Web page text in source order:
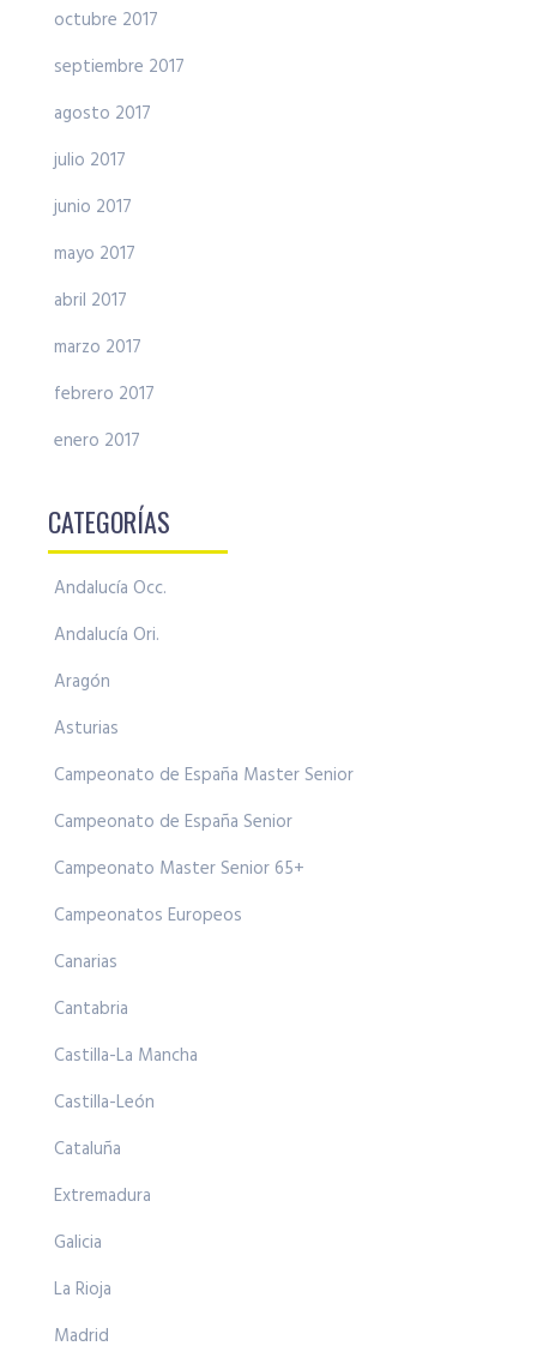
octubre 2017
septiembre 2017
agosto 2017
julio 2017
junio 2017
mayo 2017
abril 2017
marzo 2017
febrero 2017
enero 2017
CATEGORÍAS
Andalucía Occ.
Andalucía Ori.
Aragón
Asturias
Campeonato de España Master Senior
Campeonato de España Senior
Campeonato Master Senior 65+
Campeonatos Europeos
Canarias
Cantabria
Castilla-La Mancha
Castilla-León
Cataluña
Extremadura
Galicia
La Rioja
Madrid